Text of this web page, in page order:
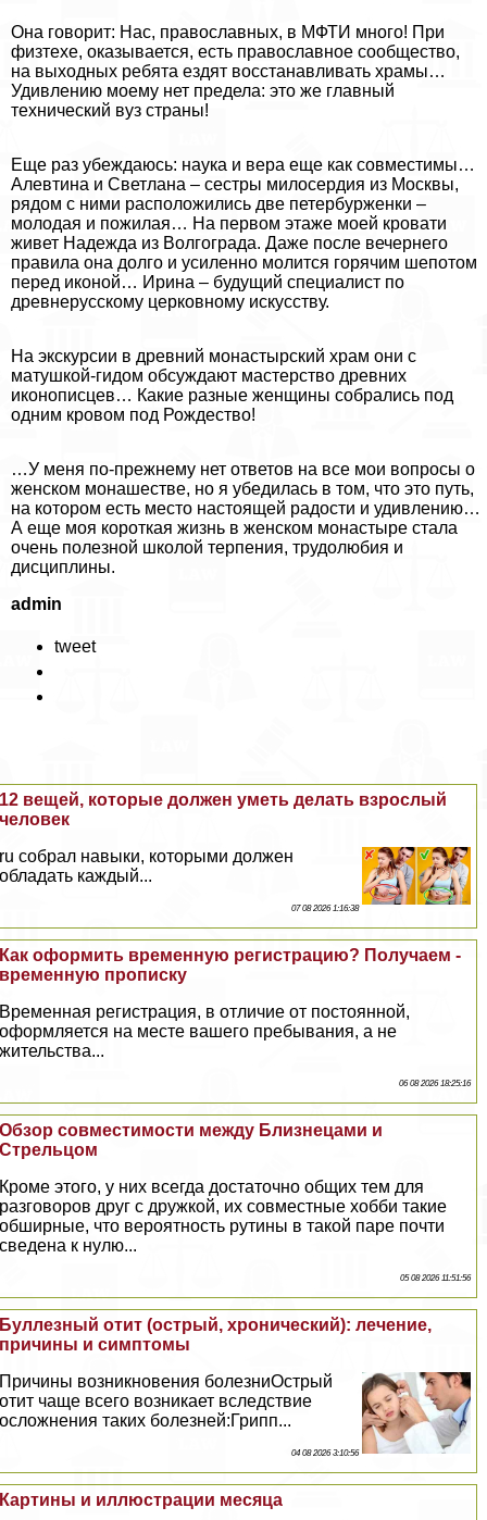
Она говорит: Нас, православных, в МФТИ много! При
физтехе, оказывается, есть православное сообщество,
на выходных ребята ездят восстанавливать храмы…
Удивлению моему нет предела: это же главный
технический вуз страны!
Еще раз убеждаюсь: наука и вера еще как совместимы…
Алевтина и Светлана – сестры милосердия из Москвы,
рядом с ними расположились две петербурженки –
молодая и пожилая… На первом этаже моей кровати
живет Надежда из Волгограда. Даже после вечернего
правила она долго и усиленно молится горячим шепотом
перед иконой… Ирина – будущий специалист по
древнерусскому церковному искусству.
На экскурсии в древний монастырский храм они с
матушкой-гидом обсуждают мастерство древних
иконописцев… Какие разные женщины собрались под
одним кровом под Рождество!
…У меня по-прежнему нет ответов на все мои вопросы о
женском монашестве, но я убедилась в том, что это путь,
на котором есть место настоящей радости и удивлению…
А еще моя короткая жизнь в женском монастыре стала
очень полезной школой терпения, трудолюбия и
дисциплины.
admin
tweet
12 вещей, которые должен уметь делать взрослый
человек
ru собрал навыки, которыми должен
обладать каждый...
07 08 2026 1:16:38
Как оформить временную регистрацию? Получаем -
временную прописку
Временная регистрация, в отличие от постоянной,
оформляется на месте вашего пребывания, а не
жительства...
06 08 2026 18:25:16
Обзор совместимости между Близнецами и
Стрельцом
Кроме этого, у них всегда достаточно общих тем для
разговоров друг с дружкой, их совместные хобби такие
обширные, что вероятность рутины в такой паре почти
сведена к нулю...
05 08 2026 11:51:56
Буллезный отит (острый, хронический): лечение,
причины и симптомы
Причины возникновения болезниОстрый
отит чаще всего возникает вследствие
осложнения таких болезней:Грипп...
04 08 2026 3:10:56
Картины и иллюстрации месяца